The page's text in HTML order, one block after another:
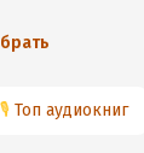
🎙 Топ аудиокниг